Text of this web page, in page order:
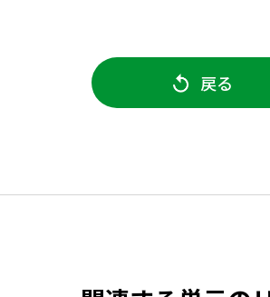
戻る